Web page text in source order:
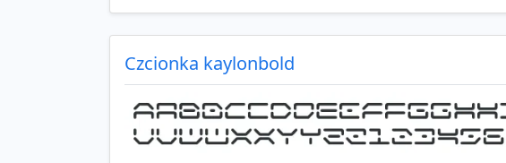
Czcionka kaylonbold